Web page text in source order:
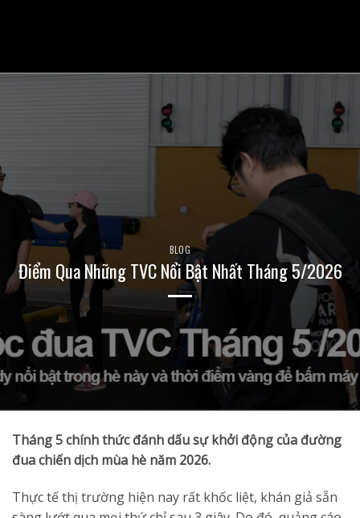
BLOG
Điểm Qua Những TVC Nổi Bật Nhất Tháng 5/2026
Tháng 5 chính thức đánh dấu sự khởi động của đường
đua chiến dịch mùa hè năm 2026.
Thực tế thị trường hiện nay rất khốc liệt, khán giả sẵn